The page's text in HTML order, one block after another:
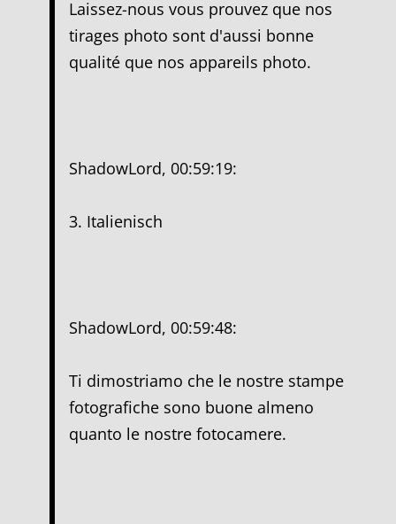
Laissez-nous vous prouvez que nos
tirages photo sont d'aussi bonne
qualité que nos appareils photo.
ShadowLord, 00:59:19:
3. Italienisch
ShadowLord, 00:59:48:
Ti dimostriamo che le nostre stampe
fotografiche sono buone almeno
quanto le nostre fotocamere.